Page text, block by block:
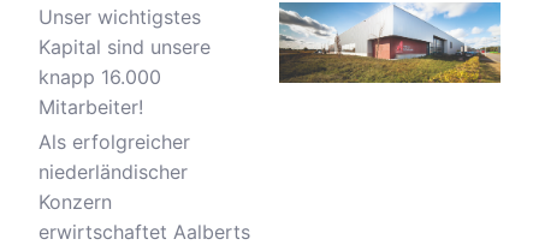
Unser wichtigstes
Kapital sind unsere
knapp 16.000
Mitarbeiter!
Als erfolgreicher
niederländischer
Konzern
erwirtschaftet Aalberts